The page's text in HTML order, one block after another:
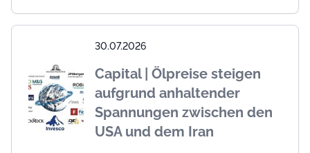
30.07.2026
Capital | Ölpreise steigen
aufgrund anhaltender
Spannungen zwischen den
USA und dem Iran